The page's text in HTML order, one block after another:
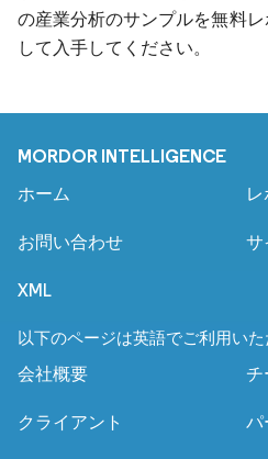
の産業分析のサンプルを無料
して入手してください。
MORDOR INTELLIGENCE
ホーム レ
お問い合わせ サ
XML
以下のページは英語でご利用い
会社概要
チ
クライアント パ